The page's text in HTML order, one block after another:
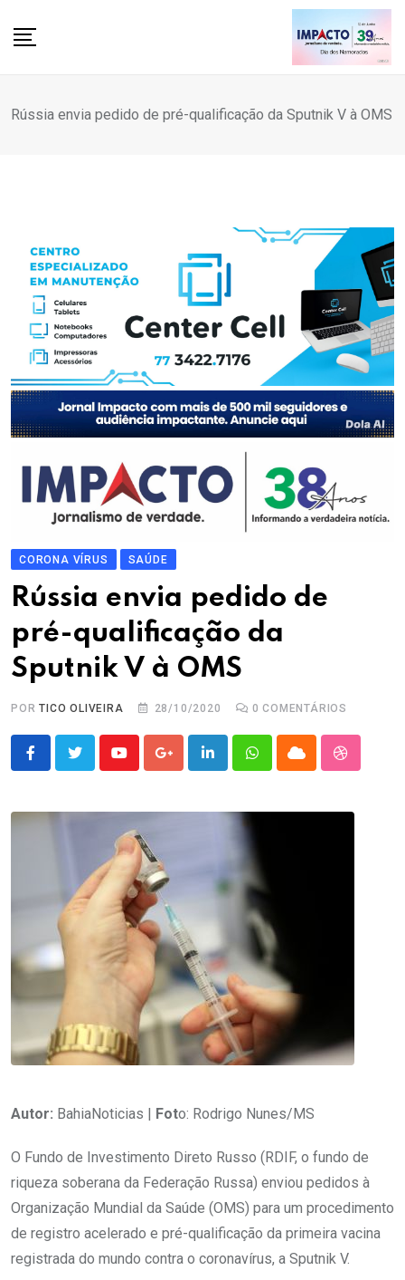
Rússia envia pedido de pré-qualificação da Sputnik V à OMS
CORONA VÍRUS SAÚDE
Rússia envia pedido de
pré-qualificação da
Sputnik V à OMS
PORTICO OLIVEIRA 28/10/2020 0 COMENTÁRIOS
YoutubeGoogle+LinkedInWhatsappCloud
Autor: BahiaNoticias | Foto: Rodrigo Nunes/MS
O Fundo de Investimento Direto Russo (RDIF, o fundo de
riqueza soberana da Federação Russa) enviou pedidos à
Organização Mundial da Saúde (OMS) para um procedimento
de registro acelerado e pré-qualificação da primeira vacina
registrada do mundo contra o coronavírus, a Sputnik V.